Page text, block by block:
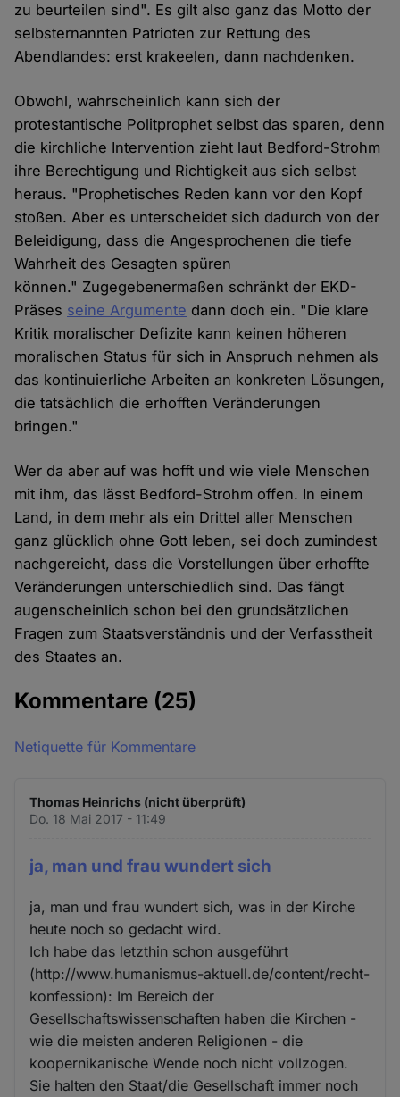
zu beurteilen sind". Es gilt also ganz das Motto der
selbsternannten Patrioten zur Rettung des
Abendlandes: erst krakeelen, dann nachdenken.
Obwohl, wahrscheinlich kann sich der
protestantische Politprophet selbst das sparen, denn
die kirchliche Intervention zieht laut Bedford-Strohm
ihre Berechtigung und Richtigkeit aus sich selbst
heraus. "Prophetisches Reden kann vor den Kopf
stoßen. Aber es unterscheidet sich dadurch von der
Beleidigung, dass die Angesprochenen die tiefe
Wahrheit des Gesagten spüren
können." Zugegebenermaßen schränkt der EKD-
Präses seine Argumente dann doch ein. "Die klare
Kritik moralischer Defizite kann keinen höheren
moralischen Status für sich in Anspruch nehmen als
das kontinuierliche Arbeiten an konkreten Lösungen,
die tatsächlich die erhofften Veränderungen
bringen."
Wer da aber auf was hofft und wie viele Menschen
mit ihm, das lässt Bedford-Strohm offen. In einem
Land, in dem mehr als ein Drittel aller Menschen
ganz glücklich ohne Gott leben, sei doch zumindest
nachgereicht, dass die Vorstellungen über erhoffte
Veränderungen unterschiedlich sind. Das fängt
augenscheinlich schon bei den grundsätzlichen
Fragen zum Staatsverständnis und der Verfasstheit
des Staates an.
Kommentare (25)
Netiquette für Kommentare
Thomas Heinrichs (nicht überprüft)
Do. 18 Mai 2017 - 11:49
ja, man und frau wundert sich
ja, man und frau wundert sich, was in der Kirche
heute noch so gedacht wird.
Ich habe das letzthin schon ausgeführt
(http://www.humanismus-aktuell.de/content/recht-
konfession): Im Bereich der
Gesellschaftswissenschaften haben die Kirchen -
wie die meisten anderen Religionen - die
koopernikanische Wende noch nicht vollzogen.
Sie halten den Staat/die Gesellschaft immer noch